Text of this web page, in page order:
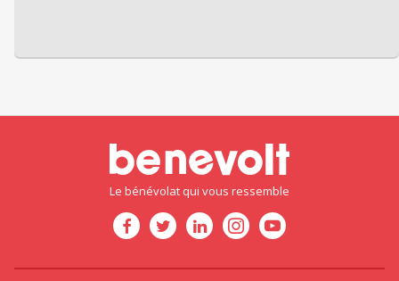
Le bénévolat qui vous ressemble